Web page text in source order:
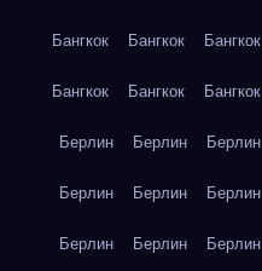
Бангкок Бангкок Бангкок
Бангкок Бангкок Бангкок
Берлин Берлин Берлин
Берлин Берлин Берлин
Берлин Берлин Берлин